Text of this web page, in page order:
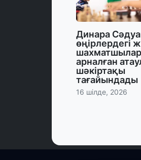
Динара
өңірлердегі
арналған
шәкіртақы
тағайындады
16 шілде, 2026